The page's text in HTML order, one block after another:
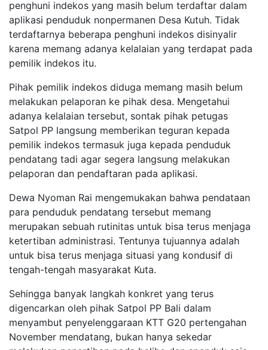
penghuni indekos yang masih belum terdaftar dalam
aplikasi penduduk nonpermanen Desa Kutuh. Tidak
terdaftarnya beberapa penghuni indekos disinyalir
karena memang adanya kelalaian yang terdapat pada
pemilik indekos itu.
Pihak pemilik indekos diduga memang masih belum
melakukan pelaporan ke pihak desa. Mengetahui
adanya kelalaian tersebut, sontak pihak petugas
Satpol PP langsung memberikan teguran kepada
pemilik indekos termasuk juga kepada penduduk
pendatang tadi agar segera langsung melakukan
pelaporan dan pendaftaran pada aplikasi.
Dewa Nyoman Rai mengemukakan bahwa pendataan
para penduduk pendatang tersebut memang
merupakan sebuah rutinitas untuk bisa terus menjaga
ketertiban administrasi. Tentunya tujuannya adalah
untuk bisa terus menjaga situasi yang kondusif di
tengah-tengah masyarakat Kuta.
Sehingga banyak langkah konkret yang terus
digencarkan oleh pihak Satpol PP Bali dalam
menyambut penyelenggaraan KTT G20 pertengahan
November mendatang, bukan hanya sekedar